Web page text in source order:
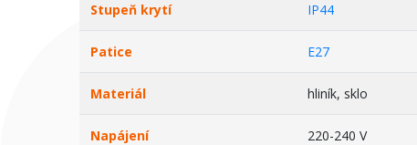
Stupeň krytí IP44
Patice E27
Materiál hliník, sklo
Napájení 220-240 V